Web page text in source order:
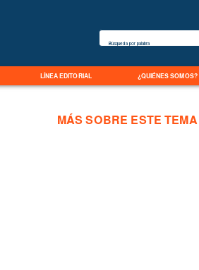
LÍNEA EDITORIAL ¿QUIÉNES SOMOS?
Búsqueda por palabra
MÁS SOBRE ESTE TEMA